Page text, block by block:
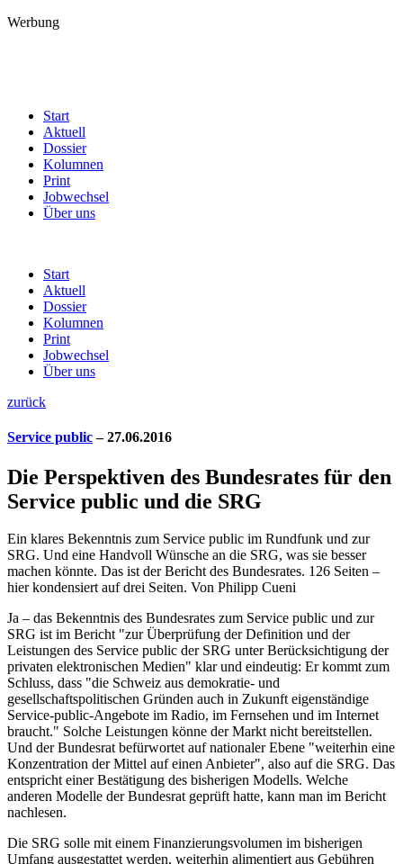
Werbung
Start
Aktuell
Dossier
Kolumnen
Print
Jobwechsel
Über uns
Start
Aktuell
Dossier
Kolumnen
Print
Jobwechsel
Über uns
zurück
Service public– 27.06.2016
Die Perspektiven des Bundesrates für den
Service public und die SRG
Ein klares Bekenntnis zum Service public im Rundfunk und zur
SRG. Und eine Handvoll Wünsche an die SRG, was sie besser
machen könnte. Das ist der Bericht des Bundesrates. 126 Seiten –
hier kondensiert auf drei Seiten. Von Philipp Cueni
Ja – das Bekenntnis des Bundesrates zum Service public und zur
SRG ist im Bericht "zur Überprüfung der Definition und der
Leistungen des Service public der SRG unter Berücksichtigung der
privaten elektronischen Medien" klar und eindeutig: Er kommt zum
Schluss, dass "die Schweiz aus demokratie- und
gesellschaftspolitischen Gründen auch in Zukunft eigenständige
Service-public-Angebote im Radio, im Fernsehen und im Internet
braucht." Solche Leistungen könne der Markt nicht bereitstellen.
Und der Bundesrat befürwortet auf nationaler Ebene "weiterhin eine
Konzentration der Mittel auf einen Anbieter", also auf die SRG. Das
entspricht einer Bestätigung des bisherigen Modells. Welche
anderen Modelle der Bundesrat geprüft hatte, kann man im Bericht
nachlesen.
Die SRG solle mit einem Finanzierungsvolumen im bisherigen
Umfang ausgestattet werden, weiterhin alimentiert aus Gebühren